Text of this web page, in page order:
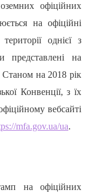
офіційних
на офіційні
однієї з
представлені на
Станом на 2018 рік
Конвенції, з їх
вебсайті
mfa.gov.ua/ua.
на офіційних